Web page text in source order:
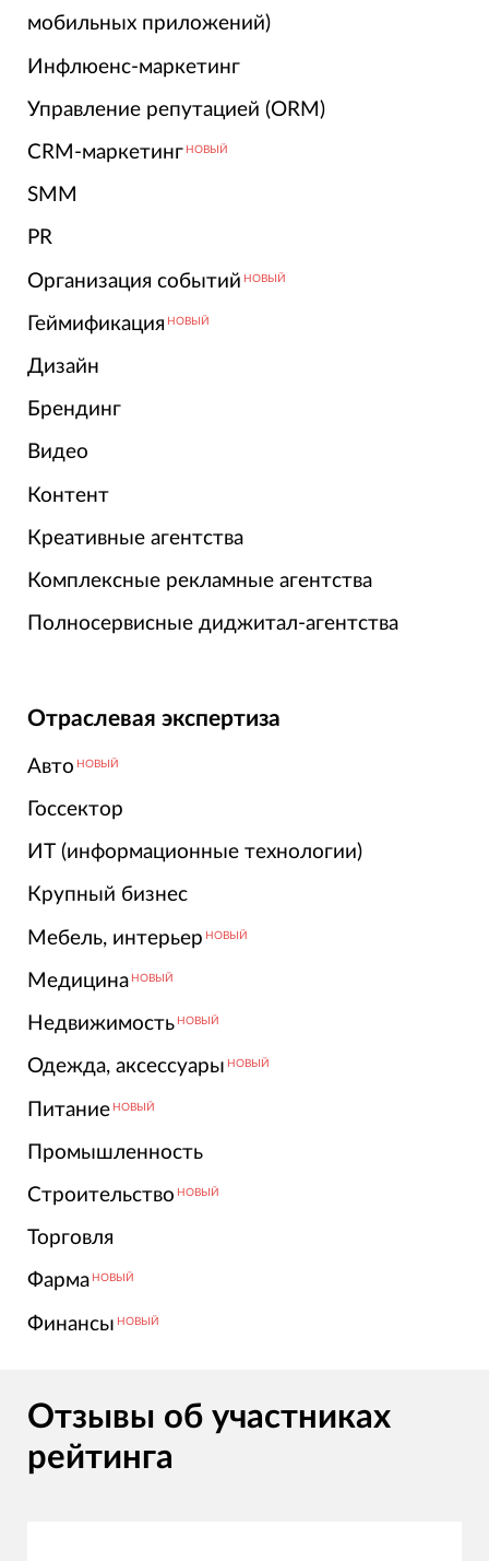
мобильных приложений)
Инфлюенс-маркетинг
Управление репутацией (ORM)
CRM-маркетинг НОВЫЙ
SMM
PR
Организация событий НОВЫЙ
Геймификация НОВЫЙ
Дизайн
Брендинг
Видео
Контент
Креативные агентства
Комплексные рекламные агентства
Полносервисные диджитал-агентства
Отраслевая экспертиза
Авто НОВЫЙ
Госсектор
ИТ (информационные технологии)
Крупный бизнес
Мебель, интерьер НОВЫЙ
Медицина НОВЫЙ
Недвижимость НОВЫЙ
Одежда, аксессуары НОВЫЙ
Питание НОВЫЙ
Промышленность
Строительство НОВЫЙ
Торговля
Фарма НОВЫЙ
Финансы НОВЫЙ
Отзывы об участниках
рейтинга